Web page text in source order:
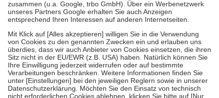
Verordnung.
Um das Engagement der Versicherten für ihre eigene Gesundheit zu
stärken und die besondere Stellung der Familie zu unterstützen,
fallenkeine Zuzahlungenan bei:
• Kindern und Jugendlichen bis zum vollendeten 18. Lebensjahr
mit Ausnahme der Fahrkosten
• Untersuchungen zur Vorsorge und Früherkennung, die von der
GKV getragen werden
• empfohlenen Schutzimpfungen
• Harn- und Blutteststreifen